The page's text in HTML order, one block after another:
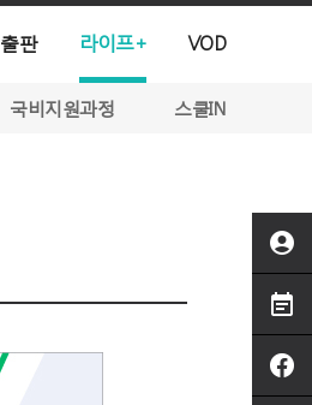
출판 라이프+ VOD
국비지원과정 스쿨IN